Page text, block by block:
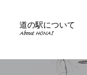
道の駅について
About HONAI